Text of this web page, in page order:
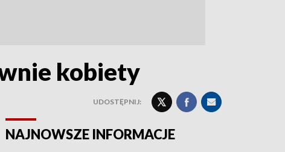
kobiety
UDOSTĘPNIJ:
NAJNOWSZE INFORMACJE